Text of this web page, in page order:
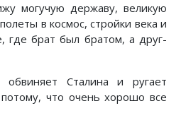
могучую державу, великую
в космос, стройки века и
где брат был братом, а друг-
Сталина и ругает
потому, что очень хорошо все